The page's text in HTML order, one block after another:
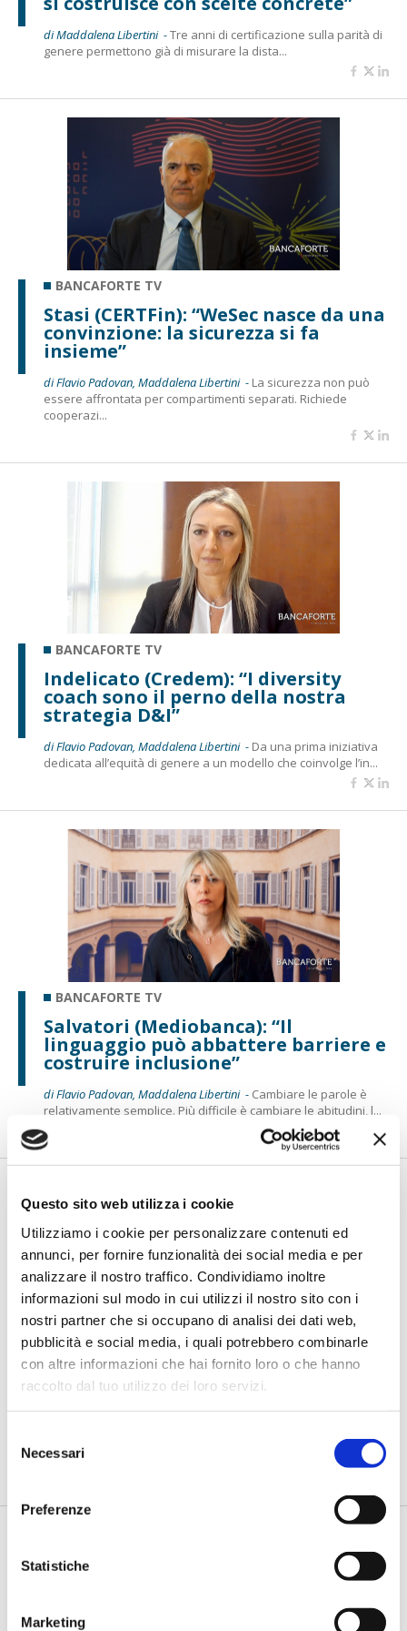
Questo sito web utilizza i cookie
Utilizziamo i cookie per personalizzare contenuti ed
annunci, per fornire funzionalità dei social media e per
analizzare il nostro traffico. Condividiamo inoltre
informazioni sul modo in cui utilizzi il nostro sito con i
nostri partner che si occupano di analisi dei dati web,
pubblicità e social media, i quali potrebbero combinarle
con altre informazioni che hai fornito loro o che hanno
raccolto dal tuo utilizzo dei loro servizi.
delNecessari
Preferenze
Statistiche
Marketing
di Maddalena Libertini -Tre anni di certificazione sulla parità di
genere permettono già di misurare la dista...
BANCAFORTE TV
Stasi (CERTFin): “WeSec nasce da una
convinzione: la sicurezza si fa
insieme”
di Flavio Padovan, Maddalena Libertini - La sicurezza non può
essere affrontata per compartimenti separati. Richiede
cooperazi...
BANCAFORTE TV
Indelicato (Credem): “I diversity
coach sono il perno della nostra
strategia D&I”
di Flavio Padovan, Maddalena Libertini - Da una prima iniziativa
dedicata all’equità di genere a un modello che coinvolge l’in...
BANCAFORTE TV
Salvatori (Mediobanca): “Il
linguaggio può abbattere barriere e
costruire inclusione”
di Flavio Padovan, Maddalena Libertini - Cambiare le parole è
relativamente semplice. Più difficile è cambiare le abitudini, l...
BANCAFORTE TV
Petrella (BPER Banca): “La GenAI
rafforza i controlli e valorizza il
lavoro degli analisti”
Rendere i controlli di
secondo livello più strutturati, standardizzati e capaci di le...